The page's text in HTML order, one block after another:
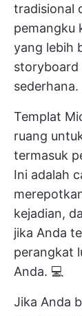
tradisional
pemangku
yang lebih
storyboard
sederhana.
Templat
ruang
termasuk
Ini adalah
kejadian,
jika Anda
perangkat
Anda. 💻
Jika Anda